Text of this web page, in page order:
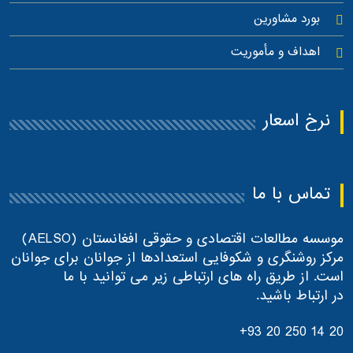
بورد مشاورین
اهداف و مأموریت
نرخ اسعار
تماس با ما
موسسه مطالعات اقتصادی و حقوقی افغانستان (AELSO)
مرکز روشنگری و شکوفایی استعدادها از جوانان برای جوانان
است. از طریق راه های ارتباطی زیر می توانید با ما
در ارتباط باشید.
+93 20 250 14 20